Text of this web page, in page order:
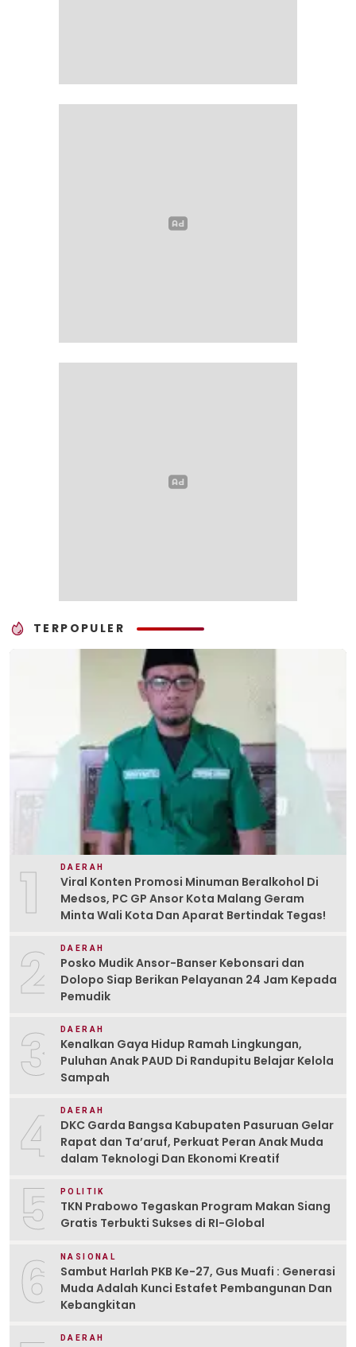
TERPOPULER
1 DAERAH
Viral Konten Promosi Minuman Beralkohol Di
Medsos, PC GP Ansor Kota Malang Geram
Minta Wali Kota Dan Aparat Bertindak Tegas!
2 DAERAH
Posko Mudik Ansor-Banser Kebonsari dan
Dolopo Siap Berikan Pelayanan 24 Jam Kepada
Pemudik
3 DAERAH
Kenalkan Gaya Hidup Ramah Lingkungan,
Puluhan Anak PAUD Di Randupitu Belajar Kelola
Sampah
4 DAERAH
DKC Garda Bangsa Kabupaten Pasuruan Gelar
Rapat dan Ta’aruf, Perkuat Peran Anak Muda
dalam Teknologi Dan Ekonomi Kreatif
5 POLITIK
TKN Prabowo Tegaskan Program Makan Siang
Gratis Terbukti Sukses di RI-Global
6 NASIONAL
Sambut Harlah PKB Ke-27, Gus Muafi : Generasi
Muda Adalah Kunci Estafet Pembangunan Dan
Kebangkitan
DAERAH